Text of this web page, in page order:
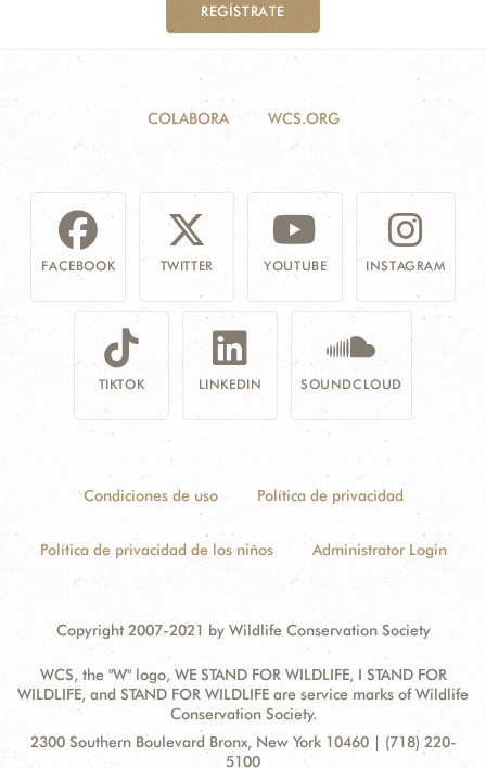
REGÍSTRATE
COLABORA WCS.ORG
FACEBOOK TWITTER YOUTUBE INSTAGRAM
TIKTOK LINKEDIN SOUNDCLOUD
Condiciones de uso Política de privacidad
Política de privacidad de los niños Administrator Login
Copyright 2007-2021 by Wildlife Conservation Society
WCS, the "W" logo, WE STAND FOR WILDLIFE, I STAND FOR
WILDLIFE, and STAND FOR WILDLIFE are service marks of Wildlife
Conservation Society.
Contact
Address:
2300 Southern Boulevard Bronx, New York 10460 | (718) 220-
5100